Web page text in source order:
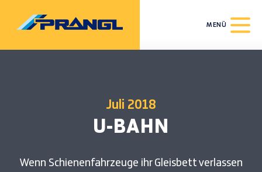
MENÜ
Juli 2018
U-BAHN
Wenn Schienenfahrzeuge ihr Gleisbett verlassen